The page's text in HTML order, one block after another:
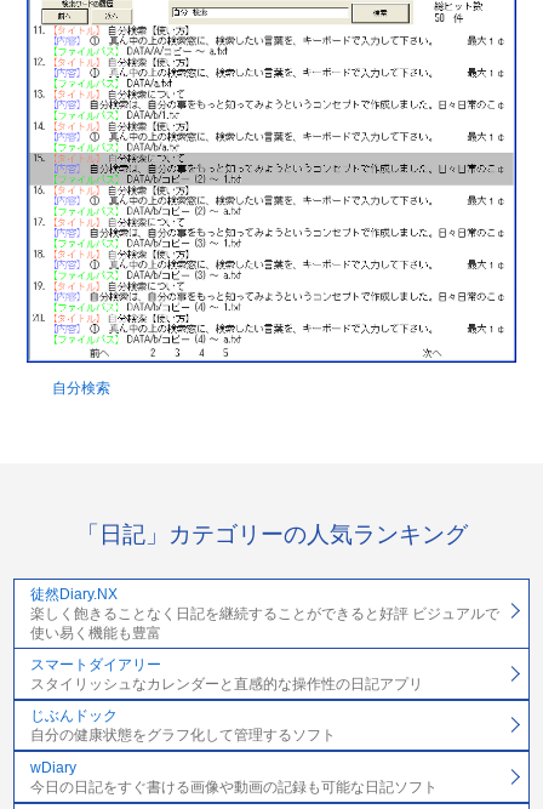
自分検索
「日記」カテゴリーの人気ランキング
徒然Diary.NX
楽しく飽きることなく日記を継続することができると好評 ビジュアルで
使い易く機能も豊富
スマートダイアリー
スタイリッシュなカレンダーと直感的な操作性の日記アプリ
じぶんドック
自分の健康状態をグラフ化して管理するソフト
wDiary
今日の日記をすぐ書ける画像や動画の記録も可能な日記ソフト